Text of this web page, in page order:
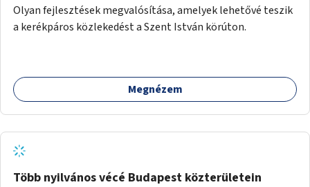
Olyan fejlesztések megvalósítása, amelyek lehetővé teszik
a kerékpáros közlekedést a Szent István körúton.
Megnézem
Több nyilvános vécé Budapest közterületein